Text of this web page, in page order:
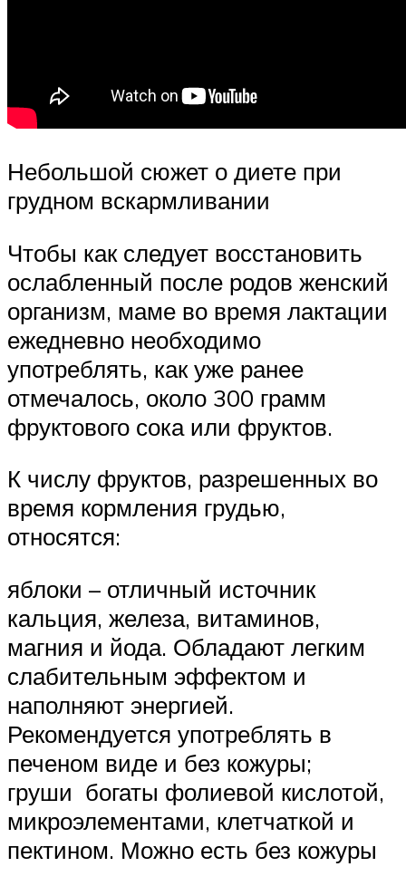
Небольшой сюжет о диете при
грудном вскармливании
Чтобы как следует восстановить
ослабленный после родов женский
организм, маме во время лактации
ежедневно необходимо
употреблять, как уже ранее
отмечалось, около 300 грамм
фруктового сока или фруктов.
К числу фруктов, разрешенных во
время кормления грудью,
относятся:
яблоки – отличный источник
кальция, железа, витаминов,
магния и йода. Обладают легким
слабительным эффектом и
наполняют энергией.
Рекомендуется употреблять в
печеном виде и без кожуры;
груши богаты фолиевой кислотой,
микроэлементами, клетчаткой и
пектином. Можно есть без кожуры